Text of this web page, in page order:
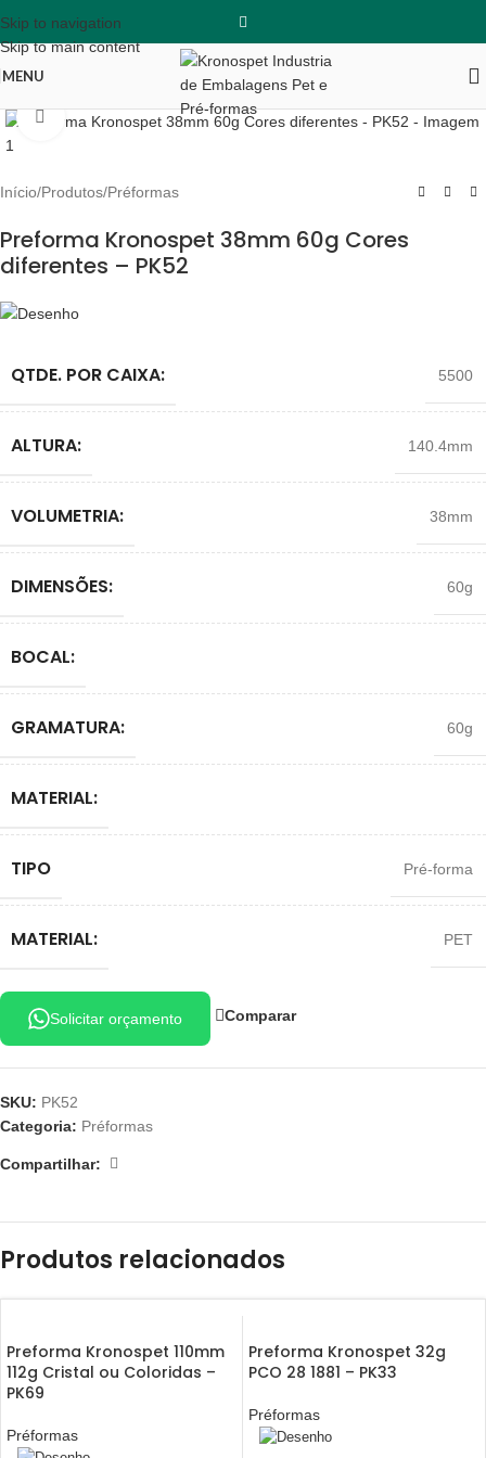
Skip to navigation
Skip to main content
MENU
Clique para ampliar
Início/Produtos/Préformas
Preforma Kronospet 38mm 60g Cores
diferentes – PK52
QTDE. POR CAIXA: 5500
ALTURA: 140.4mm
VOLUMETRIA: 38mm
DIMENSÕES: 60g
BOCAL:
GRAMATURA: 60g
MATERIAL:
TIPO Pré-forma
MATERIAL: PET
Solicitar orçamento Comparar
SKU: PK52
Categoria: Préformas
Compartilhar:
Produtos relacionados
Preforma Kronospet 110mm
112g Cristal ou Coloridas –
PK69
Préformas
Preforma Kronospet 32g
PCO 28 1881 – PK33
Préformas